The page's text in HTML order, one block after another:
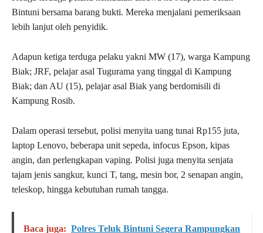
Bintuni bersama barang bukti. Mereka menjalani pemeriksaan
lebih lanjut oleh penyidik.
Adapun ketiga terduga pelaku yakni MW (17), warga Kampung
Biak; JRF, pelajar asal Tugurama yang tinggal di Kampung
Biak; dan AU (15), pelajar asal Biak yang berdomisili di
Kampung Rosib.
Dalam operasi tersebut, polisi menyita uang tunai Rp155 juta,
laptop Lenovo, beberapa unit sepeda, infocus Epson, kipas
angin, dan perlengkapan vaping. Polisi juga menyita senjata
tajam jenis sangkur, kunci T, tang, mesin bor, 2 senapan angin,
teleskop, hingga kebutuhan rumah tangga.
Baca juga: Polres Teluk Bintuni Segera Rampungkan